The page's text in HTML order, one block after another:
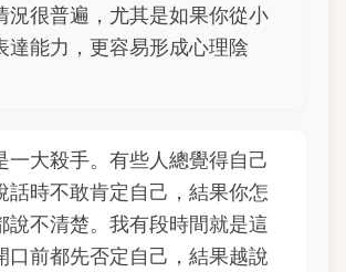
況很普遍，尤其是如果你從小
達能力，更容易形成心理陰
一大殺手。有些人總覺得自己
話時不敢肯定自己，結果你怎
說不清楚。我有段時間就是這
口前都先否定自己，結果越說